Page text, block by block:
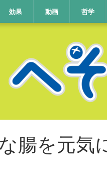
効果 動画 哲学
腸を元気